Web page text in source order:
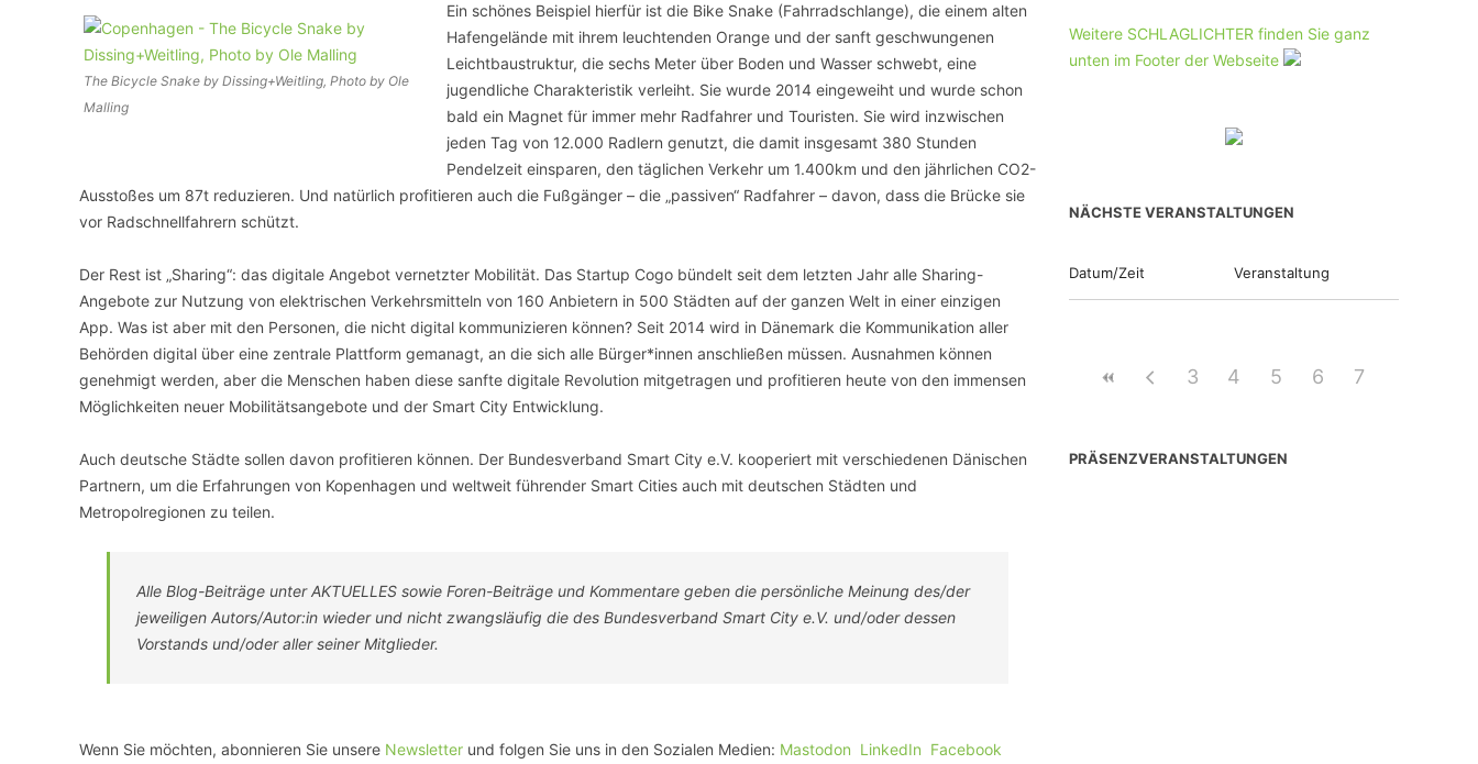
The Bicycle Snake by Dissing+Weitling, Photo by Ole
Malling
Ein schönes Beispiel hierfür ist die Bike Snake (Fahrradschlange), die einem alten
Hafengelände mit ihrem leuchtenden Orange und der sanft geschwungenen
Leichtbaustruktur, die sechs Meter über Boden und Wasser schwebt, eine
jugendliche Charakteristik verleiht. Sie wurde 2014 eingeweiht und wurde schon
bald ein Magnet für immer mehr Radfahrer und Touristen. Sie wird inzwischen
jeden Tag von 12.000 Radlern genutzt, die damit insgesamt 380 Stunden
Pendelzeit einsparen, den täglichen Verkehr um 1.400km und den jährlichen CO2-
Ausstoßes um 87t reduzieren. Und natürlich profitieren auch die Fußgänger – die „passiven“ Radfahrer – davon, dass die Brücke sie
vor Radschnellfahrern schützt.
Der Rest ist „Sharing“: das digitale Angebot vernetzter Mobilität. Das Startup Cogo bündelt seit dem letzten Jahr alle Sharing-
Angebote zur Nutzung von elektrischen Verkehrsmitteln von 160 Anbietern in 500 Städten auf der ganzen Welt in einer einzigen
App. Was ist aber mit den Personen, die nicht digital kommunizieren können? Seit 2014 wird in Dänemark die Kommunikation aller
Behörden digital über eine zentrale Plattform gemanagt, an die sich alle Bürger*innen anschließen müssen. Ausnahmen können
genehmigt werden, aber die Menschen haben diese sanfte digitale Revolution mitgetragen und profitieren heute von den immensen
Möglichkeiten neuer Mobilitätsangebote und der Smart City Entwicklung.
Auch deutsche Städte sollen davon profitieren können. Der Bundesverband Smart City e.V. kooperiert mit verschiedenen Dänischen
Partnern, um die Erfahrungen von Kopenhagen und weltweit führender Smart Cities auch mit deutschen Städten und
Metropolregionen zu teilen.
Alle Blog-Beiträge unter AKTUELLES sowie Foren-Beiträge und Kommentare geben die persönliche Meinung des/der
jeweiligen Autors/Autor:in wieder und nicht zwangsläufig die des Bundesverband Smart City e.V. und/oder dessen
Vorstands und/oder aller seiner Mitglieder.
Wenn Sie möchten, abonnieren Sie unsere Newsletter und folgen Sie uns in den Sozialen Medien: Mastodon LinkedIn Facebook
Weitere SCHLAGLICHTER finden Sie ganz
unten im Footer der Webseite
NÄCHSTE VERANSTALTUNGEN
Datum/Zeit Veranstaltung
3 4 5 6 7
PRÄSENZVERANSTALTUNGEN